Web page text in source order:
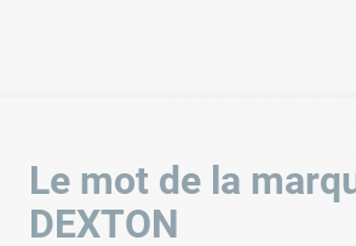
Le mot de la
DEXTON